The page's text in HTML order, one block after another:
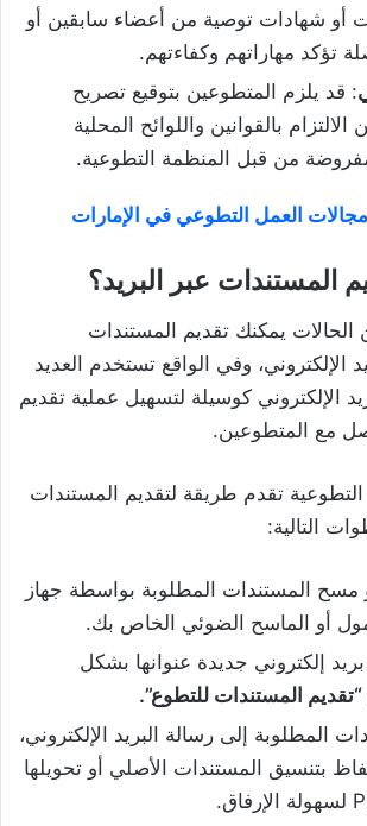
أو شهادات توصية من أعضاء سابقين أو
تؤكد مهاراتهم وكفاءتهم.
: قد يلزم المتطوعين بتوقيع تصريح
بالقوانين واللوائح المحلية
من قبل المنظمة التطوعية.
العمل التطوعي في الإمارات
المستندات عبر البريد؟
الحالات يمكنك تقديم المستندات
الإلكتروني، وفي الواقع تستخدم العديد
الإلكتروني كوسيلة لتسهيل عملية تقديم
مع المتطوعين.
تقدم طريقة لتقديم المستندات
التالية:
مسح المستندات المطلوبة بواسطة جهاز
أو الماسح الضوئي الخاص بك.
إلكتروني جديدة عنوانها بشكل
“تقديم المستندات للتطوع”.
المطلوبة إلى رسالة البريد الإلكتروني،
بتنسيق المستندات الأصلي أو تحويلها